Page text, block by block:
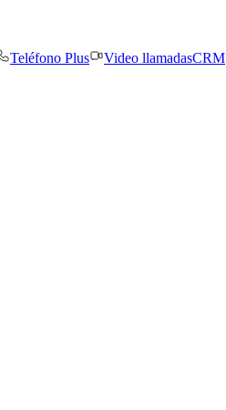
Teléfono Plus Video llamadasCRM